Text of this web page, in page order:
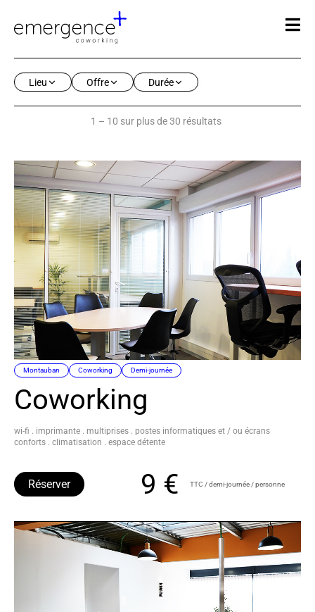
Lieu Offre Durée
1 – 10 sur plus de 30 résultats
Montauban Coworking Demi-journée
Coworking
wi-fi . imprimante . multiprises . postes informatiques et / ou écrans
conforts . climatisation . espace détente
9 € TTC / demi-journée / personne
Réserver